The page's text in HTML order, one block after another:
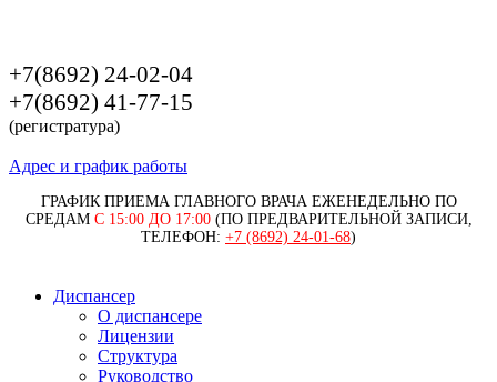
+7(8692) 24-02-04
+7(8692) 41-77-15
(регистратура)
Адрес и график работы
ГРАФИК ПРИЕМА ГЛАВНОГО ВРАЧА ЕЖЕНЕДЕЛЬНО ПО
СРЕДАМ С 15:00 ДО 17:00(ПО ПРЕДВАРИТЕЛЬНОЙ ЗАПИСИ,
ТЕЛЕФОН: +7 (8692) 24-01-68)
Диспансер
О диспансере
Лицензии
Структура
Руководство